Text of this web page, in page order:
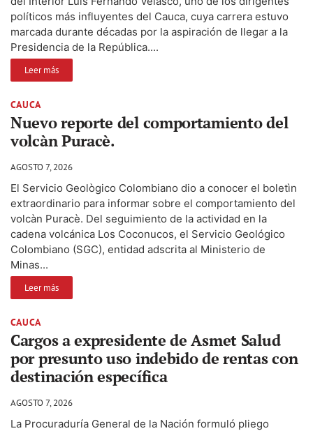
políticos más influyentes del Cauca, cuya carrera estuvo
marcada durante décadas por la aspiración de llegar a la
Presidencia de la República....
Leer más
CAUCA
Nuevo reporte del comportamiento del
volcàn Puracè.
AGOSTO 7, 2026
El Servicio Geològico Colombiano dio a conocer el boletìn
extraordinario para informar sobre el comportamiento del
volcàn Puracè. Del seguimiento de la actividad en la
cadena volcánica Los Coconucos, el Servicio Geológico
Colombiano (SGC), entidad adscrita al Ministerio de
Minas...
Leer más
CAUCA
Cargos a expresidente de Asmet Salud
por presunto uso indebido de rentas con
destinación específica
AGOSTO 7, 2026
La Procuraduría General de la Nación formuló pliego